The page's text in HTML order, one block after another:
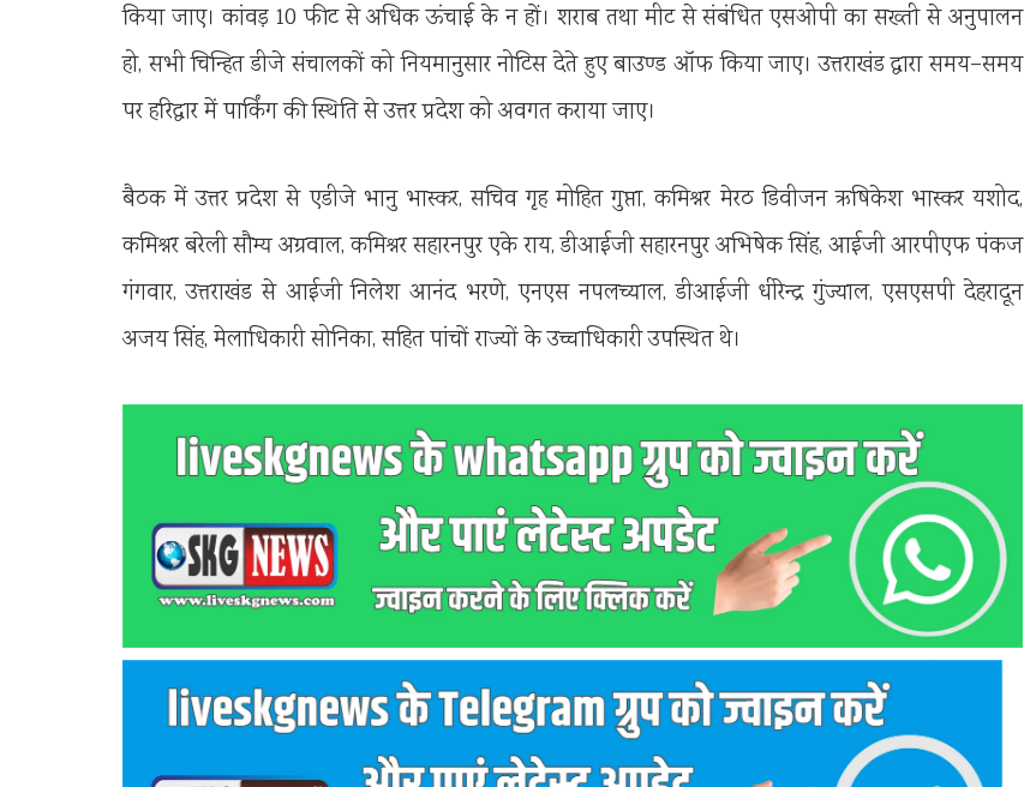
किया जाए। कांवड़ 10 फीट से अधिक ऊंचाई के न हों। शराब तथा मीट से संबंधित एसओपी का सख्ती से अनुपालन
हो, सभी चिन्हित डीजे संचालकों को नियमानुसार नोटिस देते हुए बाउण्ड ऑफ किया जाए। उत्तराखंड द्वारा समय–समय
पर हरिद्वार में पार्किंग की स्थिति से उत्तर प्रदेश को अवगत कराया जाए।
बैठक में उत्तर प्रदेश से एडीजे भानु भास्कर, सचिव गृह मोहित गुप्ता, कमिश्नर मेरठ डिवीजन ऋषिकेश भास्कर यशोद,
कमिश्नर बरेली सौम्य अग्रवाल, कमिश्नर सहारनपुर एके राय, डीआईजी सहारनपुर अभिषेक सिंह, आईजी आरपीएफ पंकज
गंगवार, उत्तराखंड से आईजी निलेश आनंद भरणे, एनएस नपलच्याल, डीआईजी धीरेन्द्र गुंज्याल, एसएसपी देहरादून
अजय सिंह, मेलाधिकारी सोनिका, सहित पांचों राज्यों के उच्चाधिकारी उपस्थित थे।